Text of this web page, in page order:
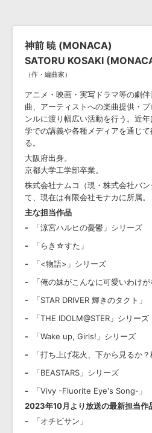
神前 暁 (MONACA)
SATORU KOSAKI
（作・編曲家）
アニメ・映画・実写ドラマ等の劇
曲、アーティストへの楽曲提供・
ンルに渡り幅広い活動を行う。近
学での講義や各種メディアを通じ
る。
大阪府出身。
京都大学工学部卒業。
株式会社ナムコ（現・株式会社バ
て、現在は有限会社モナカに所属。
主な担当作品
「涼宮ハルヒの憂鬱」シリーズ
「らき☆すた」
「<物語>」シリーズ
「俺の妹がこんなに可愛いわけが
「STAR DRIVER 輝きのタクト」
「THE IDOLM@STER」シリーズ
「Wake up, Girls!」シリーズ
「打ち上げ花火、下から見るか？
「BEASTARS」シリーズ
「Vivy -Fluorite Eye's Song-」
2023年10月より放送の最新担当作
「オチビサン」